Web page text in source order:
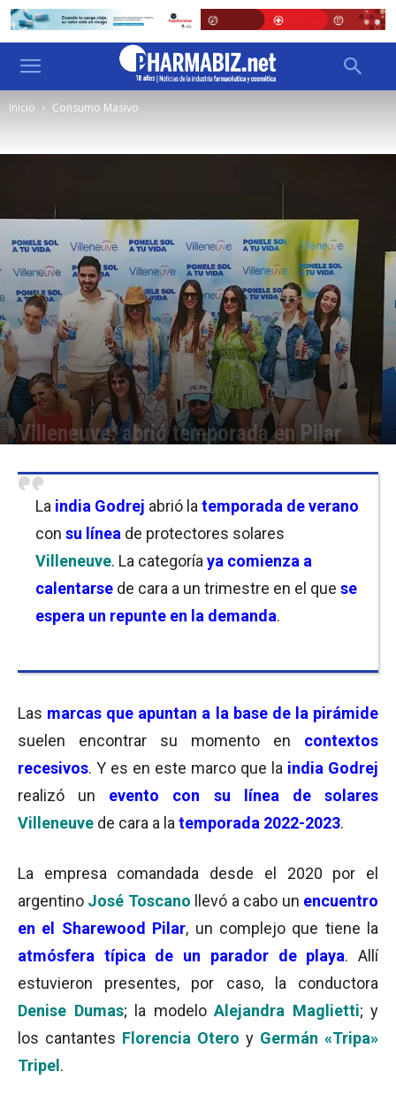
Inicio Consumo Masivo
Villeneuve: abrió temporada en Pilar
La india Godrej abrió la temporada de verano
con su línea de protectores solares
Villeneuve. La categoría ya comienza a
calentarse de cara a un trimestre en el que se
espera un repunte en la demanda.
Las marcas que apuntan a la base de la pirámide
suelen encontrar su momento en contextos
recesivos. Y es en este marco que la india Godrej
realizó un evento con su línea de solares
Villeneuve de cara a la temporada 2022-2023.
La empresa comandada desde el 2020 por el
argentino José Toscano llevó a cabo un encuentro
en el Sharewood Pilar, un complejo que tiene la
atmósfera típica de un parador de playa. Allí
estuvieron presentes, por caso, la conductora
Denise Dumas; la modelo Alejandra Maglietti; y
los cantantes Florencia Otero y Germán «Tripa»
Tripel .